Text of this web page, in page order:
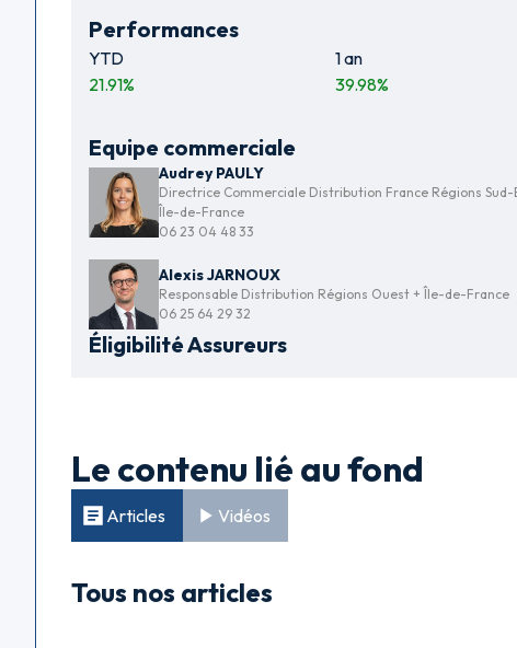
Performances
YTD
21.91%
1 an
39.98%
Equipe commerciale
Audrey PAULY
Directrice Commerciale Distribution France Régions Sud-
Île-de-France
06 23 04 48 33
Alexis JARNOUX
Responsable Distribution Régions Ouest + Île-de-France
06 25 64 29 32
Éligibilité Assureurs
Le contenu lié au fond
Articles Vidéos
Tous nos articles